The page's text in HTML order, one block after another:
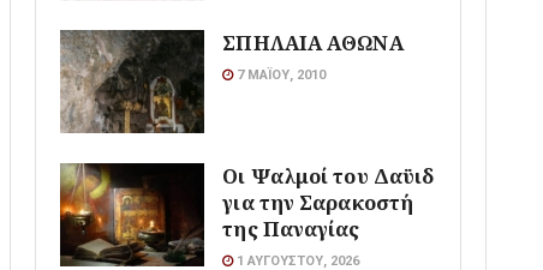
ΣΠΗΛΑΙΑ ΑΘΩΝΑ
7 ΜΑΪ́ΟΥ, 2010
Οι Ψαλμοί του Δαϋιδ
για την Σαρακοστή
της Παναγίας
1 ΑΥΓΟΎΣΤΟΥ, 2026